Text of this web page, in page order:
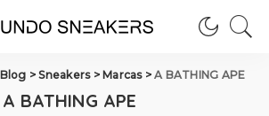
Blog >Sneakers> Marcas>A BATHING APE
A BATHING APE